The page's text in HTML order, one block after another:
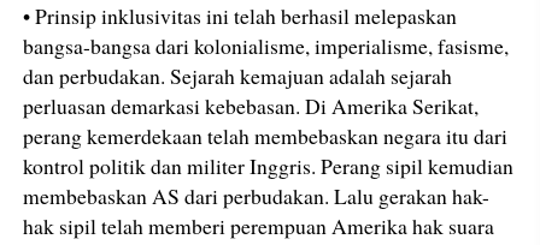
• Prinsip inklusivitas ini telah berhasil melepaskan
bangsa-bangsa dari kolonialisme, imperialisme, fasisme,
dan perbudakan. Sejarah kemajuan adalah sejarah
perluasan demarkasi kebebasan. Di Amerika Serikat,
perang kemerdekaan telah membebaskan negara itu dari
kontrol politik dan militer Inggris. Perang sipil kemudian
membebaskan AS dari perbudakan. Lalu gerakan hak-
hak sipil telah memberi perempuan Amerika hak suara